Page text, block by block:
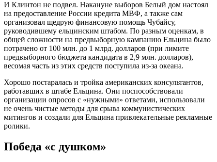
И Клинтон не подвел. Накануне выборов Белый дом настоял
на предоставление России кредита МВФ, а также сам
организовал щедрую финансовую помощь Чубайсу,
руководившему ельцинским штабом. По разным оценкам, в
общей сложности на предвыборную кампанию Ельцина было
потрачено от 100 млн. до 1 млрд. долларов (при лимите
предвыборного бюджета кандидата в 2,9 млн. долларов),
весомая часть из этих средств поступила из-за океана.
Хорошо постаралась и тройка американских консультантов,
работавших в штабе Ельцина. Они поспособствовали
организации опросов с «нужными» ответами, использовали
не очень чистые методы для срыва коммунистических
митингов и создали для Ельцина привлекательные рекламные
ролики.
Победа «с душком»